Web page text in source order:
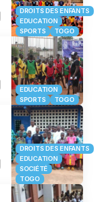
DROITS DES ENFANTS
EDUCATION
SPORTS
TOGO
EDUCATION
SPORTS
TOGO
DROITS DES ENFANTS
EDUCATION
SOCIÉTÉ
TOGO